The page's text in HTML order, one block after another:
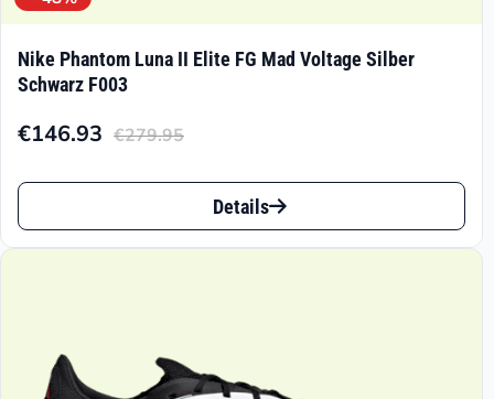
Nike Phantom Luna II Elite FG Mad Voltage Silber
Schwarz F003
€279.95
Ursprünglicher
Preis
€279.95
€146.93
Aktueller
Preis
€146.93.
Dieses
Produkt
auf.
Details